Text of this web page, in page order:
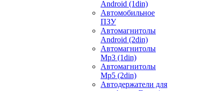
Android (1din)
Автомобильное
ПЗУ
Автомагнитолы
Android (2din)
Автомагнитолы
Mp3 (1din)
Автомагнитолы
Mp5 (2din)
Автодержатели для